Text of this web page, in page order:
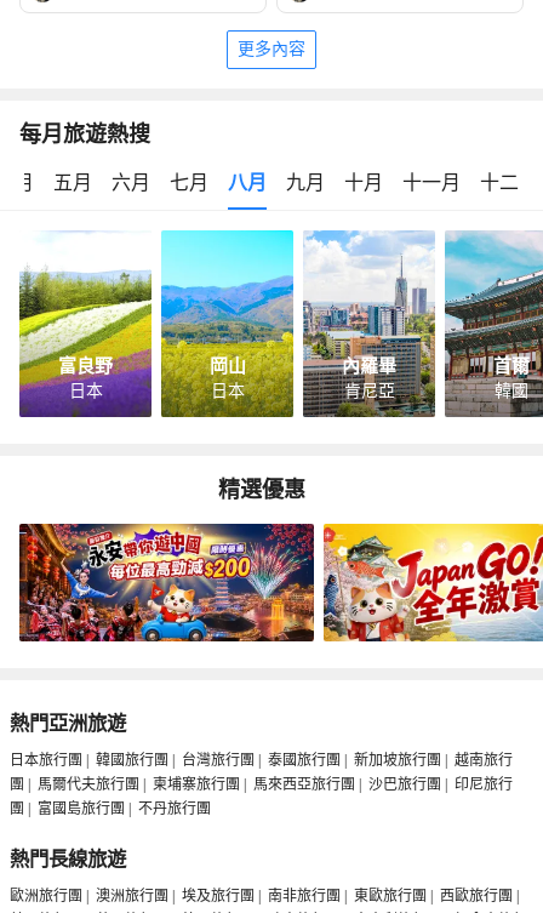
更多內容
每月旅遊熱搜
月 五月 六月 七月 八月 九月 十月 十一月 十二月
富良野
日本
岡山
日本
內羅畢
肯尼亞
首爾
韓國
精選優惠
熱門亞洲旅遊
日本旅行團 | 韓國旅行團 | 台灣旅行團 | 泰國旅行團 | 新加坡旅行團 | 越南旅行
團 | 馬爾代夫旅行團 | 柬埔寨旅行團 | 馬來西亞旅行團 | 沙巴旅行團 | 印尼旅行
團 | 富國島旅行團 | 不丹旅行團
熱門長線旅遊
歐洲旅行團 | 澳洲旅行團 | 埃及旅行團 | 南非旅行團 | 東歐旅行團 | 西歐旅行團 |